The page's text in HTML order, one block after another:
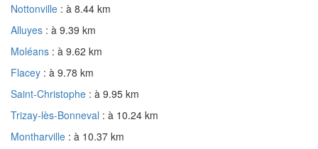
Nottonville : à 8.44 km
Alluyes : à 9.39 km
Moléans : à 9.62 km
Flacey : à 9.78 km
Saint-Christophe : à 9.95 km
Trizay-lès-Bonneval : à 10.24 km
Montharville : à 10.37 km